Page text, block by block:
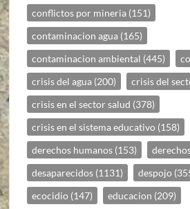
conflictos por mineria (151)
contaminacion agua (165)
contaminacion ambiental (445)
crisis del agua (200) crisis del
crisis en el sector salud (378)
crisis en el sistema educativo (158)
derechos humanos (153)
desaparecidos (1131) despojo
ecocidio (147) educacion (209)